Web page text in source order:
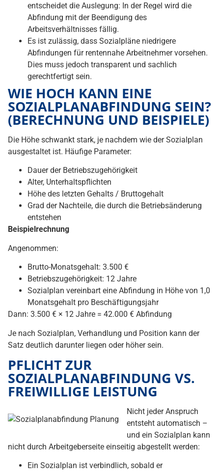
entscheidet die Auslegung: In der Regel wird die
Abfindung mit der Beendigung des
Arbeitsverhältnisses fällig.
Es ist zulässig, dass Sozialpläne niedrigere
Abfindungen für rentennahe Arbeitnehmer vorsehen.
Dies muss jedoch transparent und sachlich
gerechtfertigt sein.
WIE HOCH KANN EINE
SOZIALPLANABFINDUNG SEIN?
(BERECHNUNG UND BEISPIELE)
Die Höhe schwankt stark, je nachdem wie der Sozialplan
ausgestaltet ist. Häufige Parameter:
Dauer der Betriebszugehörigkeit
Alter, Unterhaltspflichten
Höhe des letzten Gehalts / Bruttogehalt
Grad der Nachteile, die durch die Betriebsänderung
entstehen
Beispielrechnung
Angenommen:
Brutto-Monatsgehalt: 3.500 €
Betriebszugehörigkeit: 12 Jahre
Sozialplan vereinbart eine Abfindung in Höhe von 1,0
Monatsgehalt pro Beschäftigungsjahr
Dann: 3.500 € × 12 Jahre = 42.000 € Abfindung
Je nach Sozialplan, Verhandlung und Position kann der
Satz deutlich darunter liegen oder höher sein.
PFLICHT ZUR
SOZIALPLANABFINDUNG VS.
FREIWILLIGE LEISTUNG
Nicht jeder Anspruch
entsteht automatisch –
und ein Sozialplan kann
nicht durch Arbeitgeberseite einseitig abgestellt werden:
Ein Sozialplan ist verbindlich, sobald er